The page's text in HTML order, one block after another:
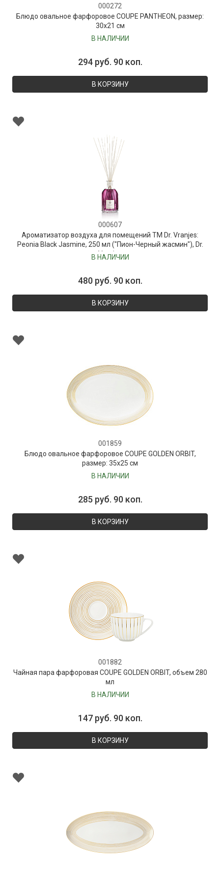
000272
Блюдо овальное фарфоровое COUPE PANTHEON, размер:
30х21 см
В НАЛИЧИИ
294 руб. 90 коп.
В КОРЗИНУ
000607
Ароматизатор воздуха для помещений ТМ Dr. Vranjes:
Peonia Black Jasmine, 250 мл ("Пион-Черный жасмин"), Dr.
Vranjes
В НАЛИЧИИ
480 руб. 90 коп.
В КОРЗИНУ
001859
Блюдо овальное фарфоровое COUPE GOLDEN ORBIT,
размер: 35х25 см
В НАЛИЧИИ
285 руб. 90 коп.
В КОРЗИНУ
001882
Чайная пара фарфоровая COUPE GOLDEN ORBIT, объем 280
мл
В НАЛИЧИИ
147 руб. 90 коп.
В КОРЗИНУ